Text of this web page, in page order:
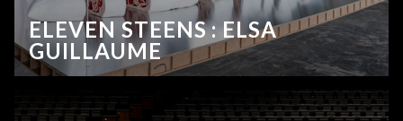
ELEVEN STEENS : ELSA
GUILLAUME